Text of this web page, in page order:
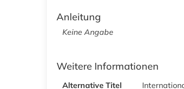
Anleitung
Keine Angabe
Weitere Informationen
Alternative Titel